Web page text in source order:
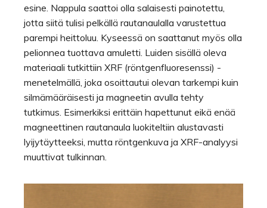
esine. Nappula saattoi olla salaisesti painotettu,
jotta siitä tulisi pelkällä rautanaulalla varustettua
parempi heittoluu. Kyseessä on saattanut myös olla
pelionnea tuottava amuletti. Luiden sisällä oleva
materiaali tutkittiin XRF (röntgenfluoresenssi) -
menetelmällä, joka osoittautui olevan tarkempi kuin
silmämääräisesti ja magneetin avulla tehty
tutkimus. Esimerkiksi erittäin hapettunut eikä enää
magneettinen rautanaula luokiteltiin alustavasti
lyijytäytteeksi, mutta röntgenkuva ja XRF-analyysi
muuttivat tulkinnan.